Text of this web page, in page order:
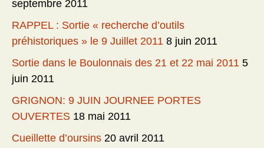
septembre 2011
RAPPEL : Sortie « recherche d’outils
préhistoriques » le 9 Juillet 2011 8 juin 2011
Sortie dans le Boulonnais des 21 et 22 mai 2011 5
juin 2011
GRIGNON: 9 JUIN JOURNEE PORTES
OUVERTES 18 mai 2011
Cueillette d’oursins 20 avril 2011